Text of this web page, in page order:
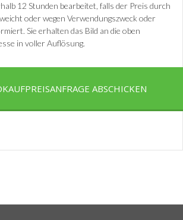
12 Stunden bearbeitet, falls der Preis durch
oder wegen Verwendungszweck oder
Sie erhalten das Bild an die oben
in voller Auflösung.
ABSCHICKEN